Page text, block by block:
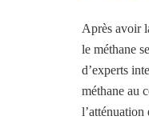
Après avoir
le méthane
d’experts
méthane au